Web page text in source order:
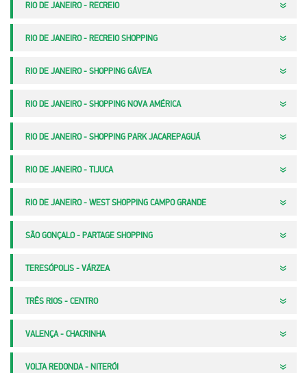
RIO DE JANEIRO - RECREIO
RIO DE JANEIRO - RECREIO SHOPPING
RIO DE JANEIRO - SHOPPING GÁVEA
RIO DE JANEIRO - SHOPPING NOVA AMÉRICA
RIO DE JANEIRO - SHOPPING PARK JACAREPAGUÁ
RIO DE JANEIRO - TIJUCA
RIO DE JANEIRO - WEST SHOPPING CAMPO GRANDE
SÃO GONÇALO - PARTAGE SHOPPING
TERESÓPOLIS - VÁRZEA
TRÊS RIOS - CENTRO
VALENÇA - CHACRINHA
VOLTA REDONDA - NITERÓI